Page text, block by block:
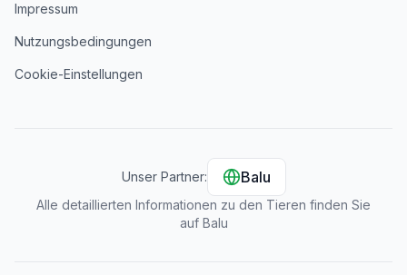
Impressum
Nutzungsbedingungen
Cookie-Einstellungen
Unser Partner: Balu
Alle detaillierten Informationen zu den Tieren finden Sie
auf Balu